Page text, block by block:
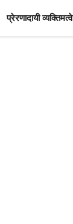
प्रेरणादायी व्यक्तिमत्वे